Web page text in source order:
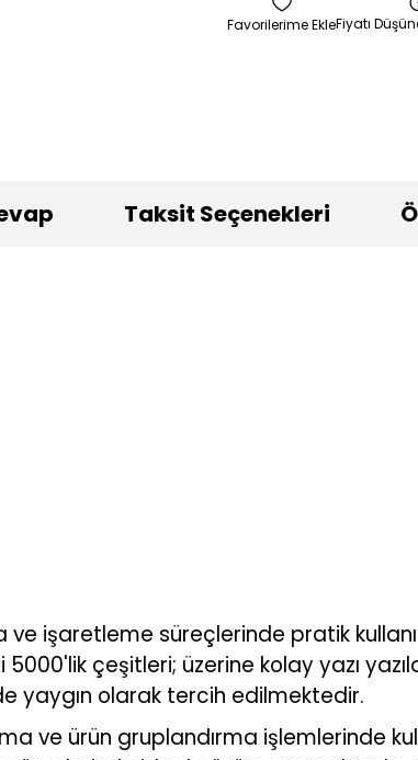
Fiyatı
Taksit Seçenekleri
işaretleme süreçlerinde pratik
çeşitleri; üzerine kolay yazı
yaygın olarak tercih edilmektedir.
ve ürün gruplandırma işlemlerinde